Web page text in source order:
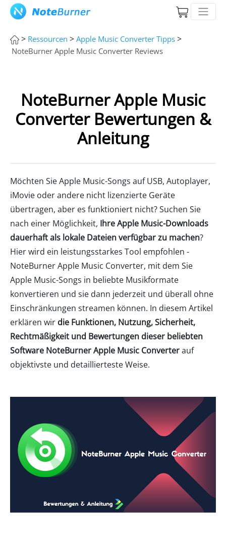
> Ressourcen > Apple Music Converter Tipps >
NoteBurner Apple Music Converter Reviews
NoteBurner Apple Music
Converter Bewertungen &
Anleitung
Möchten Sie Apple Music-Songs auf USB, Autoplayer,
iMovie oder andere nicht lizenzierte Geräte
übertragen, aber es funktioniert nicht? Suchen Sie
nach einer Möglichkeit, Ihre Apple Music-Downloads
dauerhaft als lokale Dateien verfügbar zu machen?
Hier wird ein leistungsstarkes Tool empfohlen -
NoteBurner Apple Music Converter, mit dem Sie
Apple Music-Songs in beliebte Musikformate
konvertieren und sie dann jederzeit und überall ohne
Einschränkungen streamen können. In diesem Artikel
erklären wir die Funktionen, Nutzung, Sicherheit,
Rechtmäßigkeit und Bewertungen dieser beliebten
Software NoteBurner Apple Music Converterauf
objektivste und detaillierteste Weise.